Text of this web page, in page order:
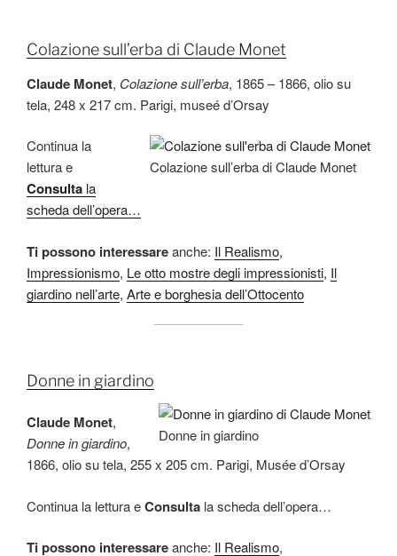
Colazione sull’erba di Claude Monet
Claude Monet, Colazione sull’erba, 1865 – 1866, olio su
tela, 248 x 217 cm. Parigi, museé d’Orsay
Colazione sull’erba di Claude Monet
Continua la
lettura e
Consulta la
scheda dell’opera…
Ti possono interessareanche: Il Realismo,
Impressionismo, Le otto mostre degli impressionisti, Il
giardino nell’arte, Arte e borghesia dell’Ottocento
Donne in giardino
Donne in giardino
Claude Monet,
Donne in giardino,
1866, olio su tela, 255 x 205 cm. Parigi, Musée d’Orsay
Continua la lettura eConsulta la scheda dell’opera…
Ti possono interessareanche: Il Realismo,